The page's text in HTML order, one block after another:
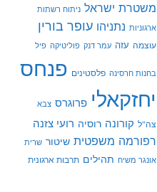
משטרת ישראל ניתוח רשתות
ארגוניות נתניהו עופר בורין
עוצמה עזה עמר דנק פוליטיקה פיל
בחנות חרסינה פלסטינים פנחס
יחזקאלי פרוגרס צבא
צה"ל קורונה רוסיה רועי צזנה
רפורמה משפטית שיטור שרית
אונגר משיח תהילים תרבות ארגונית